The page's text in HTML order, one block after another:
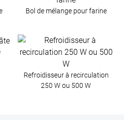
Bol de mélange pour farine
Refroidisseur à recirculation
250 W ou 500 W